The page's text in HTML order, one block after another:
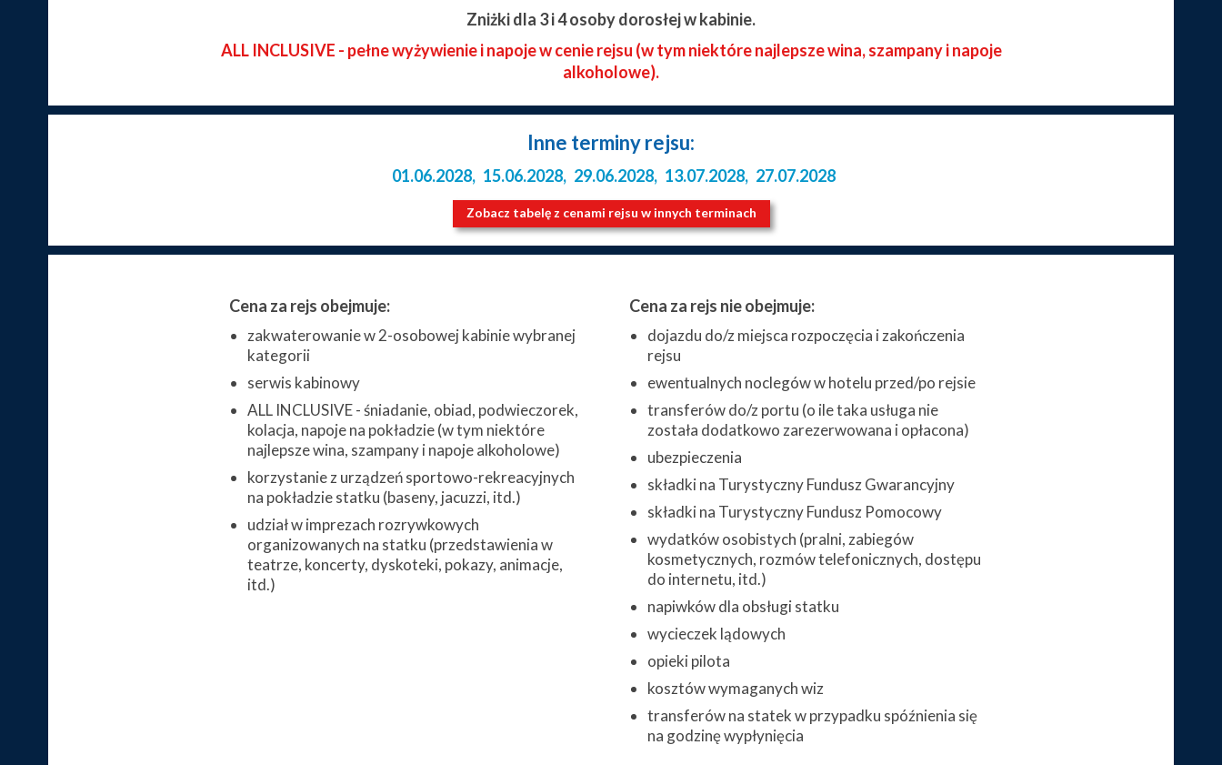
Zniżki dla 3 i 4 osoby dorosłej w kabinie.
ALL INCLUSIVE - pełne wyżywienie i napoje w cenie rejsu (w tym niektóre najlepsze wina, szampany i napoje
alkoholowe).
Inne terminy rejsu:
01.06.2028, 15.06.2028, 29.06.2028, 13.07.2028, 27.07.2028
Zobacz tabelę z cenami rejsu w innych terminach
Cena za rejs obejmuje:
zakwaterowanie w 2-osobowej kabinie wybranej
kategorii
serwis kabinowy
ALL INCLUSIVE - śniadanie, obiad, podwieczorek,
kolacja, napoje na pokładzie (w tym niektóre
najlepsze wina, szampany i napoje alkoholowe)
korzystanie z urządzeń sportowo-rekreacyjnych
na pokładzie statku (baseny, jacuzzi, itd.)
udział w imprezach rozrywkowych
organizowanych na statku (przedstawienia w
teatrze, koncerty, dyskoteki, pokazy, animacje,
itd.)
Cena za rejs nie obejmuje:
dojazdu do/z miejsca rozpoczęcia i zakończenia
rejsu
ewentualnych noclegów w hotelu przed/po rejsie
transferów do/z portu (o ile taka usługa nie
została dodatkowo zarezerwowana i opłacona)
ubezpieczenia
składki na Turystyczny Fundusz Gwarancyjny
składki na Turystyczny Fundusz Pomocowy
wydatków osobistych (pralni, zabiegów
kosmetycznych, rozmów telefonicznych, dostępu
do internetu, itd.)
napiwków dla obsługi statku
wycieczek lądowych
opieki pilota
kosztów wymaganych wiz
transferów na statek w przypadku spóźnienia się
na godzinę wypłynięcia